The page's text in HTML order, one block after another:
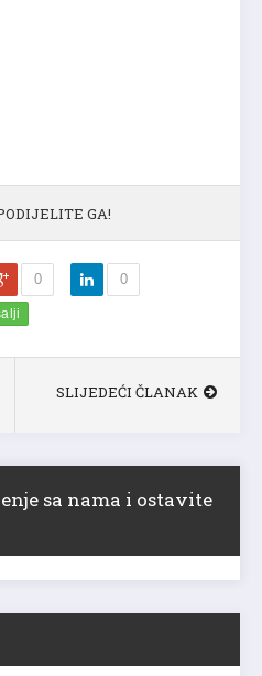
GA!
0 0
SLIJEDEĆI ČLANAK
sa nama i ostavite